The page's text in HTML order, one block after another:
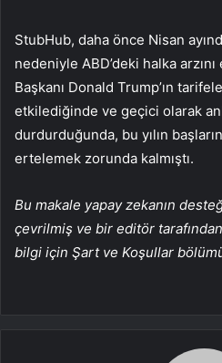
StubHub, daha önce Nisan
nedeniyle ABD’deki halka
Başkanı Donald Trump’ın
etkilediğinde ve geçici olarak
durdurduğunda, bu yılın
ertelemek zorunda kalmıştı.
Bu makale yapay zekanın
çevrilmiş ve bir editör
bilgi için Şart ve Koşullar